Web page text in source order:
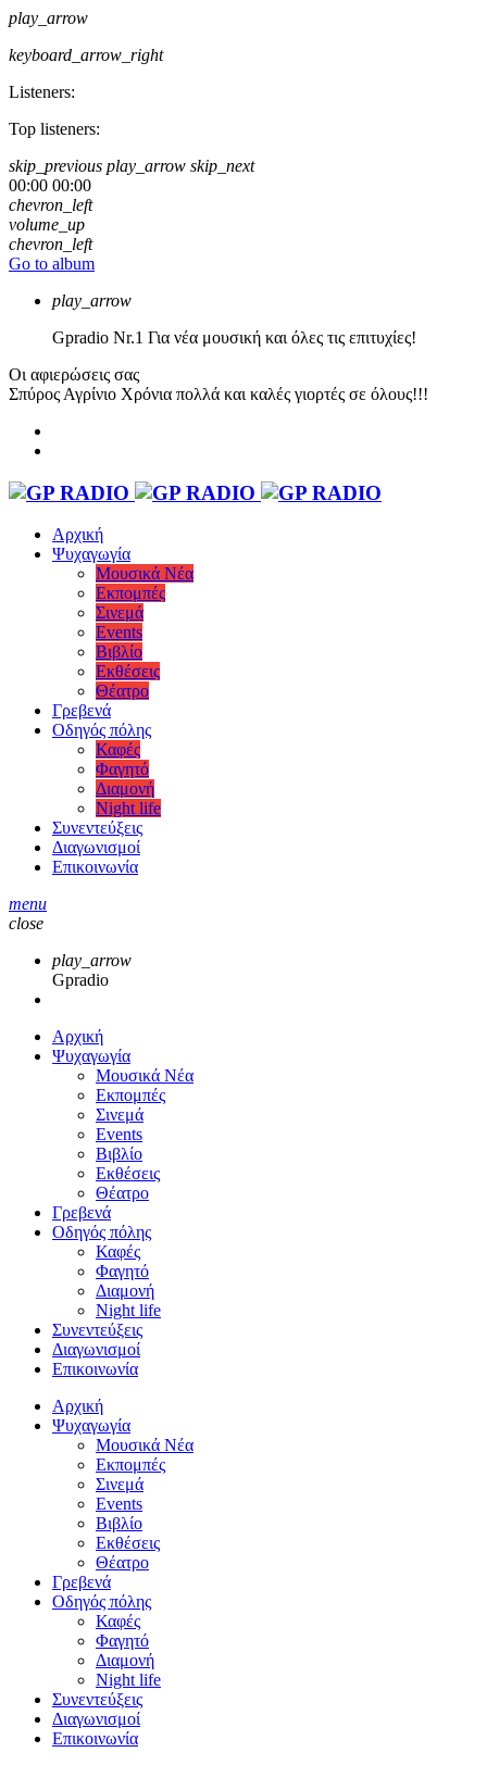
play_arrow
keyboard_arrow_right
Listeners:
Top listeners:
skip_previous play_arrow skip_next
00:00 00:00
chevron_left
volume_up
chevron_left
Go to album
play_arrow
Gpradio Nr.1 Για νέα μουσική και όλες τις επιτυχίες!
Οι αφιερώσεις σας
Σπύρος Αγρίνιο Χρόνια πολλά και καλές γιορτές σε όλους!!!
Αρχική
Ψυχαγωγία
Μουσικά Νέα
Εκπομπές
Σινεμά
Events
Βιβλίο
Εκθέσεις
Θέατρο
Γρεβενά
Οδηγός πόλης
Καφές
Φαγητό
Διαμονή
Night life
Συνεντεύξεις
Διαγωνισμοί
Επικοινωνία
menu
close
play_arrow
Gpradio
Αρχική
Ψυχαγωγία
Μουσικά Νέα
Εκπομπές
Σινεμά
Events
Βιβλίο
Εκθέσεις
Θέατρο
Γρεβενά
Οδηγός πόλης
Καφές
Φαγητό
Διαμονή
Night life
Συνεντεύξεις
Διαγωνισμοί
Επικοινωνία
Αρχική
Ψυχαγωγία
Μουσικά Νέα
Εκπομπές
Σινεμά
Events
Βιβλίο
Εκθέσεις
Θέατρο
Γρεβενά
Οδηγός πόλης
Καφές
Φαγητό
Διαμονή
Night life
Συνεντεύξεις
Διαγωνισμοί
Επικοινωνία